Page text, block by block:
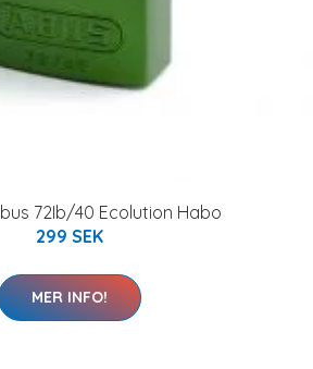
72Ib/40 Ecolution Habo
299 SEK
MER INFO!